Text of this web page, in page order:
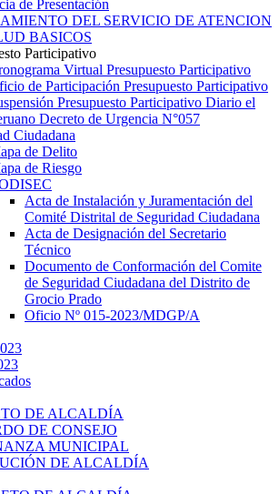
de Presentación
DEL SERVICIO DE ATENCION
BASICOS
Participativo
Virtual Presupuesto Participativo
de Participación Presupuesto Participativo
Presupuesto Participativo Diario el
Decreto de Urgencia N°057
Ciudadana
de Delito
de Riesgo
Acta de Instalación y Juramentación del
Comité Distrital de Seguridad Ciudadana
Acta de Designación del Secretario
Técnico
Documento de Conformación del Comite
de Seguridad Ciudadana del Distrito de
Grocio Prado
Oficio Nº 015-2023/MDGP/A
DE ALCALDÍA
DE CONSEJO
MUNICIPAL
DE ALCALDÍA